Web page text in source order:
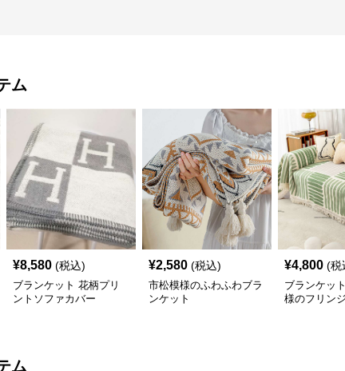
ム
¥8,580 (税込)
ブランケット 花柄プリ
ントソファカバー
¥2,580 (税込)
市松模様のふわふわブラ
ンケット
¥4,800 (税
ブランケッ
様のフリン
ム